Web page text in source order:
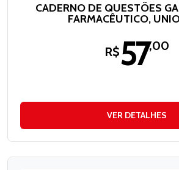
CADERNO DE QUESTÕES
FARMACÊUTICO,
R$57,00
VER DETALHES